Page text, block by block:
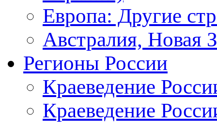
Европа: Другие
Австралия, Новая
Регионы России
Краеведение
Краеведение